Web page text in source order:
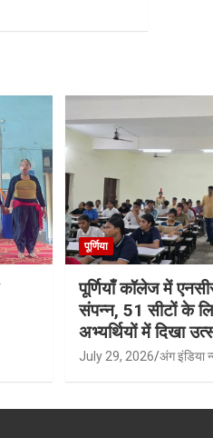
पूर्णिया
पूर्णियाँ कॉलेज में
संपन्न, 51 सीटों के
अभ्यर्थियों में दिखा
July 29, 2026 अंग इंडिया